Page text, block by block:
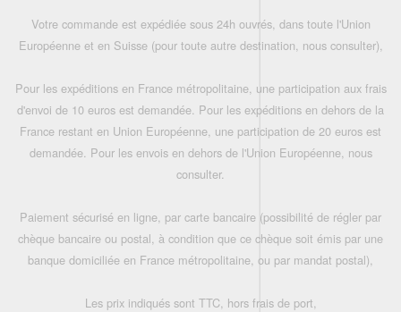
Votre commande est expédiée sous 24h ouvrés, dans toute l'Union
Européenne et en Suisse (pour toute autre destination, nous consulter),
Pour les expéditions en France métropolitaine, une participation aux frais
d'envoi de 10 euros est demandée. Pour les expéditions en dehors de la
France restant en Union Européenne, une participation de 20 euros est
demandée. Pour les envois en dehors de l'Union Européenne, nous
consulter.
Paiement sécurisé en ligne, par carte bancaire (possibilité de régler par
chèque bancaire ou postal, à condition que ce chèque soit émis par une
banque domiciliée en France métropolitaine, ou par mandat postal),
Les prix indiqués sont TTC, hors frais de port,